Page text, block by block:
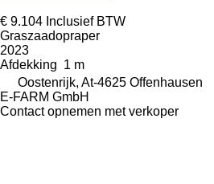
€ 9.104 Inclusief BTW
Graszaadopraper
2023
Afdekking 1 m
Oostenrijk, At-4625 Offenhausen
E-FARM GmbH
Contact opnemen met verkoper